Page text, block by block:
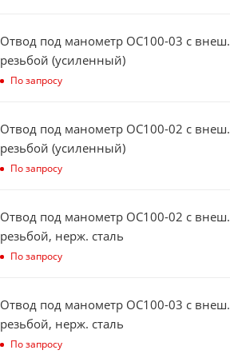
Отвод под манометр ОС100-03 с внеш.
резьбой (усиленный)
По запросу
Отвод под манометр ОС100-02 с внеш.
резьбой (усиленный)
По запросу
Отвод под манометр ОС100-02 с внеш.
резьбой, нерж. сталь
По запросу
Отвод под манометр ОС100-03 с внеш.
резьбой, нерж. сталь
По запросу